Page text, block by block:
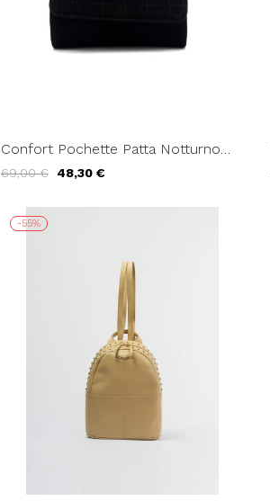
Confort Pochette Patta Notturno
Nero
69,00 € 48,30 €
-55%